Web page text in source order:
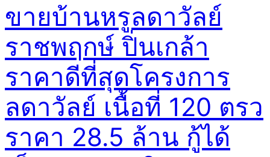
ขายบ้านหรูลดาวัลย์
ราชพฤกษ์ ปิ่นเกล้า
ราคาดีที่สุดโครงการ
ลดาวัลย์ เนื้อที่ 120 ตรว
ราคา 28.5 ล้าน กู้ได้